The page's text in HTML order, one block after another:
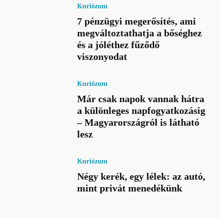
Kuriózum
7 pénzügyi megerősítés, ami
megváltoztathatja a bőséghez
és a jóléthez fűződő
viszonyodat
Kuriózum
Már csak napok vannak hátra
a különleges napfogyatkozásig
– Magyarországról is látható
lesz
Kuriózum
Négy kerék, egy lélek: az autó,
mint privát menedékünk